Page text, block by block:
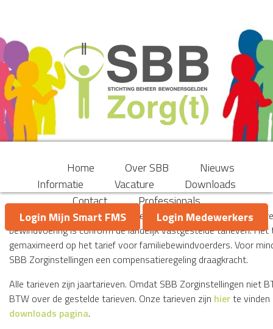
Home Over SBB
Nieuws
Informatie
Vacature
Downloads
Contact
Professionals
Login Mijn Smart FMS
Login Medewerkers
Met ingang van 1 januari 2016 heeft SBB Zorginstellingen
bewindvoering is conform de landelijk vastgestelde tarieven.
gemaximeerd op het tarief voor familiebewindvoerders. Voor
SBB Zorginstellingen een compensatieregeling draagkracht.
Alle tarieven zijn jaartarieven. Omdat SBB Zorginstellingen niet
BTW over de gestelde tarieven. Onze tarieven zijn hierte
downloads pagina.